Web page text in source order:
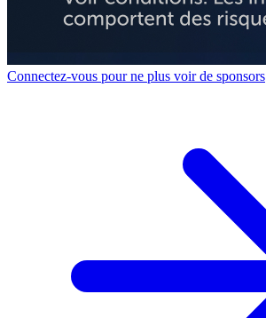
Connectez-vous pour ne plus voir de sponsors